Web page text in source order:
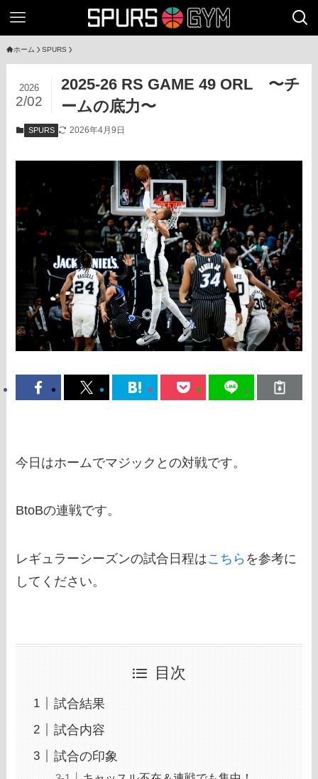
ホーム SPURS
2025-26 RS GAME 49 ORL 〜チ
ームの底力〜
2026
2/02
SPURS 2026年4月9日
今日はホームでマジックとの対戦です。
BtoBの連戦です。
レギュラーシーズンの試合日程はこちら を参考に
してください。
目次
試合結果
試合内容
試合の印象